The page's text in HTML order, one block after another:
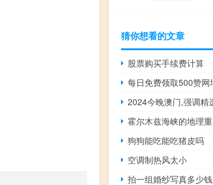
猜你想看的文章
股票购买手续费计算
狗狗能吃能吃猪皮吗
空调制热风太小
拍一组婚纱写真多少钱